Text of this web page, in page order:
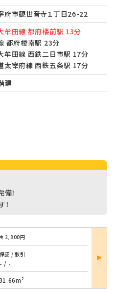
府市観世音寺１丁目26-22
牟田線 都府楼前駅 13分
都府楼南駅 23分
牟田線 西鉄二日市駅 17分
太宰府線 西鉄五条駅 17分
建
！
2,800円
証 / 敷引
- / -
部屋
詳細